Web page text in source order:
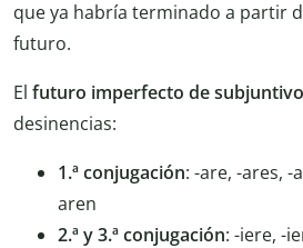
que ya habría terminado a partir
futuro.
El futuro imperfecto de subjuntivo
desinencias:
1.ª conjugación: -are, -ares, -
aren
2.ª y 3.ª conjugación: -iere, -